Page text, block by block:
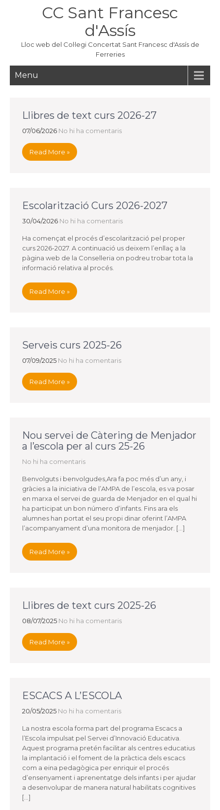
CC Sant Francesc
d'Assís
Lloc web del Col·legi Concertat Sant Francesc d'Assís de
Ferreries
Menu
Llibres de text curs 2026-27
07/06/2026 No hi ha comentaris
Read More »
Escolarització Curs 2026-2027
30/04/2026 No hi ha comentaris
Ha començat el procés d’escolarització pel proper
curs 2026-2027. A continuació us deixem l’enllaç a la
pàgina web de la Conselleria on podreu trobar tota la
informació relativa al procés.
Read More »
Serveis curs 2025-26
07/09/2025 No hi ha comentaris
Read More »
Nou servei de Càtering de Menjador
a l’escola per al curs 25-26
No hi ha comentaris
Benvolguts i benvolgudes,Ara fa poc més d’un any, i
gràcies a la iniciativa de l’AMPA de l’escola, es va posar
en marxa el servei de guarda de Menjador en el qual hi
ha participat un bon número d’infants. Fins ara els
alumnes han portat el seu propi dinar oferint l’AMPA
l’acompanyament d’una monitora de menjador. […]
Read More »
Llibres de text curs 2025-26
08/07/2025 No hi ha comentaris
Read More »
ESCACS A L’ESCOLA
20/05/2025 No hi ha comentaris
La nostra escola forma part del programa Escacs a
l’Escola impulsat pel Servei d’Innovació Educativa.
Aquest programa pretén facilitar als centres educatius
la implantació i el foment de la pràctica dels escacs
com a eina pedagògica per enriquir el procés
d’ensenyament i aprenentatge dels infants i per ajudar
a desenvolupar de manera natural habilitats cognitives
[…]